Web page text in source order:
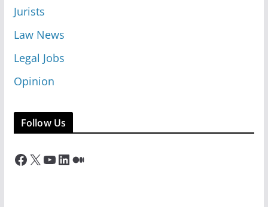
Jurists
Law News
Legal Jobs
Opinion
Follow Us
Facebook X YouTube LinkedIn Medium